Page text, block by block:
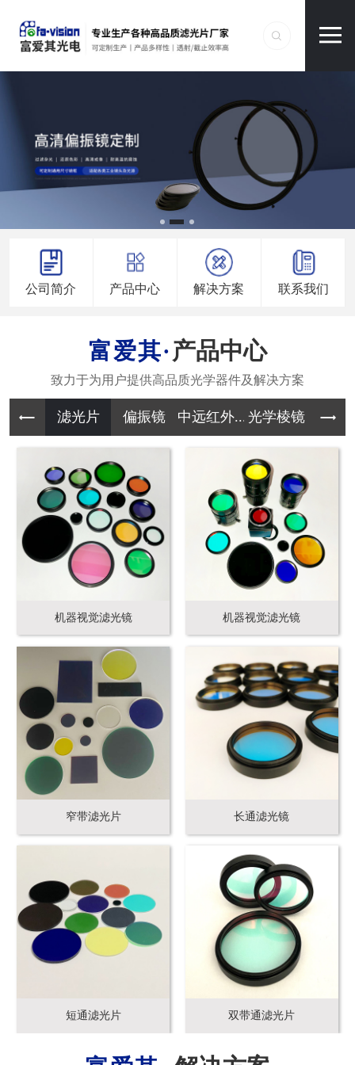
公司简介 产品中心 解决方案 联系我们
产品中心
滤光片 偏振镜 中远红外... 光学棱镜 其它
机器视觉滤光镜 机器视觉滤光镜
窄带滤光片 长通滤光镜
短通滤光片 双带通滤光片